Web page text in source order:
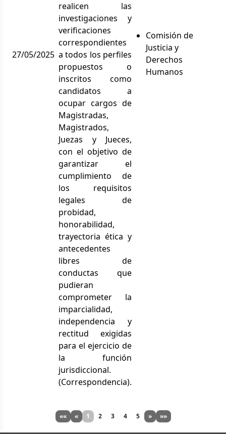
27/05/2025
realicen las
investigaciones y
verificaciones
correspondientes
a todos los perfiles
propuestos o
inscritos como
candidatos a
ocupar cargos de
Magistradas,
Magistrados,
Juezas y Jueces,
con el objetivo de
garantizar el
cumplimiento de
los requisitos
legales de
probidad,
honorabilidad,
trayectoria ética y
antecedentes
libres de
conductas que
pudieran
comprometer la
imparcialidad,
independencia y
rectitud exigidas
para el ejercicio de
la función
jurisdiccional.
(Correspondencia).
Comisión de
Justicia y
Derechos
Humanos
«« « 1 2 3 4 5 » »»